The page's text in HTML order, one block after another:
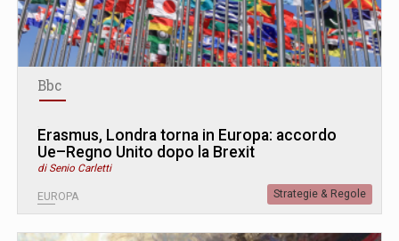
Bbc
Erasmus, Londra torna in Europa: accordo
Ue–Regno Unito dopo la Brexit
di Senio Carletti
EUROPA Strategie & Regole